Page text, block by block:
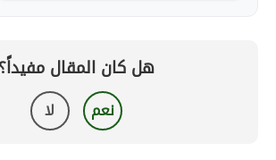
هل كان المقال مفيداً؟
نعم لا